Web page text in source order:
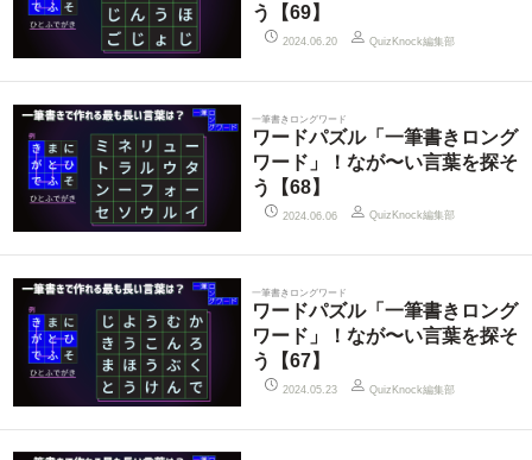
う【69】
2024.06.20 QuizKnock編集部
一筆書きロングワード
ワードパズル「一筆書きロング
ワード」！なが〜い言葉を探そ
う【68】
2024.06.06 QuizKnock編集部
一筆書きロングワード
ワードパズル「一筆書きロング
ワード」！なが〜い言葉を探そ
う【67】
2024.05.23 QuizKnock編集部